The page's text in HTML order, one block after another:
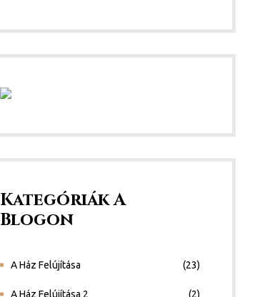
Kategóriák A
Blogon
A Ház Felújítása (23)
A Ház Felújítása 2 (2)